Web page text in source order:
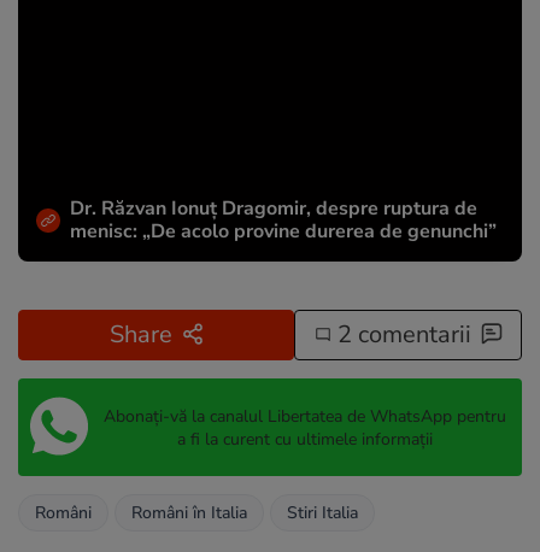
Dr. Răzvan Ionuţ Dragomir, despre ruptura de
menisc: „De acolo provine durerea de genunchi”
Share 2 comentarii
Abonați-vă la canalul Libertatea de WhatsApp pentru
a fi la curent cu ultimele informații
Români Români în Italia Stiri Italia